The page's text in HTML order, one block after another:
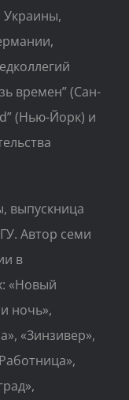
Украины,
времен” (Сан-
(Нью-Йорк) и
выпускница
Автор семи
в
«Новый
ночь»,
«Зинзивер»,